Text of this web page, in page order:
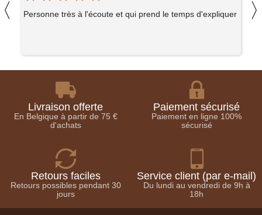
encore lachrysocolle soulagent les émotions
tourmaline noireabsorbent les tensions,
tandis que l’aigue-marineet lapierre-de-lune
rééquilibrent les cycles émotionnels.
Sous forme debijoux en pierres naturelles,
comme unbracelet pierre , unpendentif en
d’une gemme translucide
cristaux
deviennent des compagnons de chaque
instant. Portés sur le cœur ou le poignet, ils
diffusent leursvibrations calmanteset
Personne très à l'écoute et qui prend le temps d'expliquer
Livraison offerte
En Belgique à partir de 75 €
d'achats
Paiement sécurisé
Paiement en ligne 100%
sécurisé
Retours faciles
Retours possibles pendant 30
jours
Service client (par e-mail)
Du lundi au vendredi de 9h à
18h